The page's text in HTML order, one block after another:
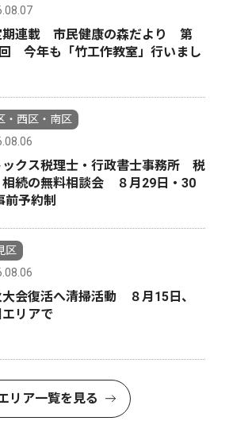
期連載 市民健康の森だより 第
今年も「竹工作教室」行いまし
・西区・南区
ックス税理士・行政書士事務所 税
相続の無料相談会 ８月29日・30
前予約制
区
会復活へ清掃活動 ８月15日、
リアで
リア一覧を見る